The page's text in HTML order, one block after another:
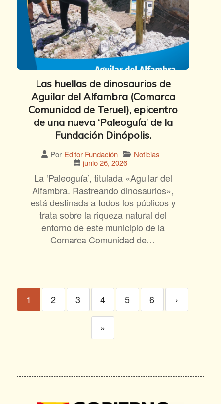
Las huellas de dinosaurios de
Aguilar del Alfambra (Comarca
Comunidad de Teruel), epicentro
de una nueva ‘Paleoguía’ de la
Fundación Dinópolis.
Por Editor Fundación
Noticias
junio 26, 2026
La ‘Paleoguía’, titulada «Aguilar del
Alfambra. Rastreando dinosaurios»,
está destinada a todos los públicos y
trata sobre la riqueza natural del
entorno de este municipio de la
Comarca Comunidad de…
1 2 3 4 5 6 ›
»